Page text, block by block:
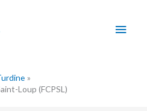
Loup (FCPSL)